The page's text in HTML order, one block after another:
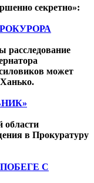
секретно»:
расследование
может
области
в Прокуратуру
С